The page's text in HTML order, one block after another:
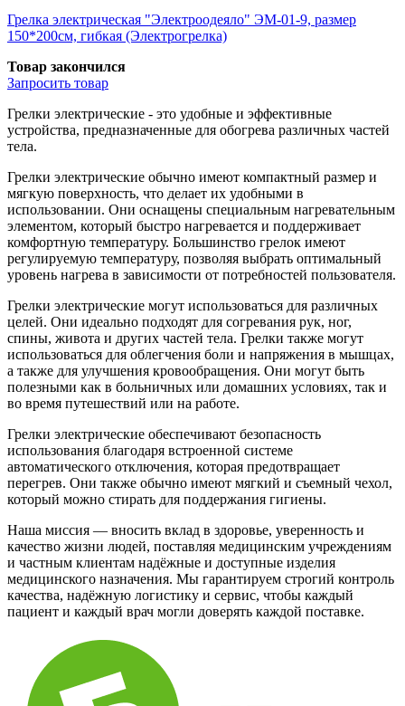
Грелка электрическая "Электроодеяло" ЭМ-01-9, размер
150*200см, гибкая (Электрогрелка)
Товар закончился
Запросить товар
Грелки электрические - это удобные и эффективные
устройства, предназначенные для обогрева различных частей
тела.
Грелки электрические обычно имеют компактный размер и
мягкую поверхность, что делает их удобными в
использовании. Они оснащены специальным нагревательным
элементом, который быстро нагревается и поддерживает
комфортную температуру. Большинство грелок имеют
регулируемую температуру, позволяя выбрать оптимальный
уровень нагрева в зависимости от потребностей пользователя.
Грелки электрические могут использоваться для различных
целей. Они идеально подходят для согревания рук, ног,
спины, живота и других частей тела. Грелки также могут
использоваться для облегчения боли и напряжения в мышцах,
а также для улучшения кровообращения. Они могут быть
полезными как в больничных или домашних условиях, так и
во время путешествий или на работе.
Грелки электрические обеспечивают безопасность
использования благодаря встроенной системе
автоматического отключения, которая предотвращает
перегрев. Они также обычно имеют мягкий и съемный чехол,
который можно стирать для поддержания гигиены.
Наша миссия — вносить вклад в здоровье, уверенность и
качество жизни людей, поставляя медицинским учреждениям
и частным клиентам надёжные и доступные изделия
медицинского назначения. Мы гарантируем строгий контроль
качества, надёжную логистику и сервис, чтобы каждый
пациент и каждый врач могли доверять каждой поставке.